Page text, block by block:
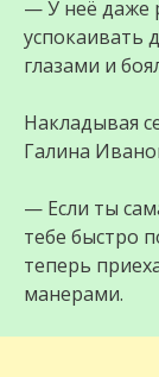
— У неё даже
успокаивать
глазами и
Накладывая
Галина
— Если ты
тебе быстро
теперь
манерами.